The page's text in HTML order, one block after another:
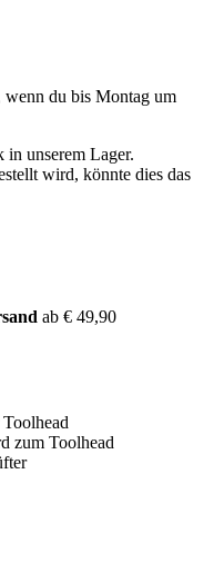
wenn du bis Montag um
unserem Lager.
wird, könnte dies das
ab € 49,90
zum Toolhead